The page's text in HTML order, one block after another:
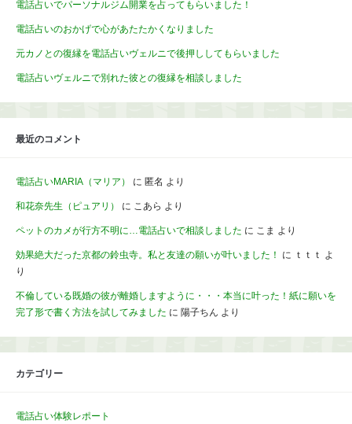
電話占いでパーソナルジム開業を占ってもらいました！
電話占いのおかげで心があたたかくなりました
元カノとの復縁を電話占いヴェルニで後押ししてもらいました
電話占いヴェルニで別れた彼との復縁を相談しました
最近のコメント
電話占いMARIA（マリア） に 匿名 より
和花奈先生（ピュアリ） に こあら より
ペットのカメが行方不明に…電話占いで相談しました に こま より
効果絶大だった京都の鈴虫寺。私と友達の願いが叶いました！ に ｔｔｔ
よ
り
不倫している既婚の彼が離婚しますように・・・本当に叶った！紙に願いを
完了形で書く方法を試してみました に 陽子ちん より
カテゴリー
電話占い体験レポート